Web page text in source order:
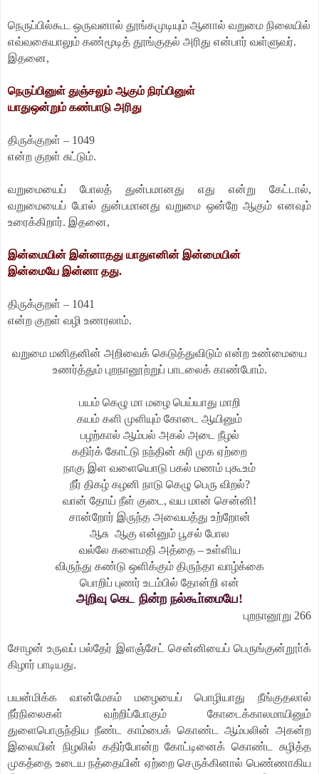
நெருப்பில்கூட ஒருவனால் தூங்கமுடியும் ஆனால் வறுமை நிலையில்
எவ்வகையாலும் கண்மூடித் தூங்குதல் அரிது என்பார் வள்ளுவர்.
இதனை,
நெருப்பினுள் துஞ்சலும் ஆகும் நிரப்பினுள்
யாதுஒன்றும் கண்பாடு அரிது
திருக்குறள் – 1049
என்ற குறள் சுட்டும்.
வறுமையைப் போலத் துன்பமானது எது என்று கேட்டால்,
வறுமையைப் போல் துன்பமானது வறுமை ஒன்றே ஆகும் எனவும்
உரைக்கிறார். இதனை,
இன்மையின் இன்னாதது யாதுஎனின் இன்மையின்
இன்மையே இன்னா தது.
திருக்குறள் – 1041
என்ற குறள் வழி உணரலாம்.
வறுமை மனிதனின் அறிவைக் கெடுத்துவிடும் என்ற உண்மையை
உணர்த்தும் புறநானூற்றுப் பாடலைக் காண்போம்.
பயம் கெழு மா மழை பெய்யாது மாறி
கயம் களி முளியும் கோடை ஆயினும்
பழற்கால் ஆம்பல் அகல் அடை நீழல்
கதிர்க் கோட்டு நந்தின் சுரி முக ஏற்றை
நாகு இள வளையொடு பகல் மணம் புகூஉம்
நீர் திகழ் கழனி நாடு கெழு பெரு விறல்?
வான் தோய் நீள் குடை, வய மான் சென்னி!
சான்றோர் இருந்த அவையத்து உற்றோன்
ஆசு ஆகு என்னும் பூசல் போல
வல்லே களைமதி அத்தை – உள்ளிய
விருந்து கண்டு ஒளிக்கும் திருந்தா வாழ்க்கை
பொறிப் புணர் உடம்பில் தோன்றி என்
அறிவு கெட நின்ற நல்கூா்மையே!
புறநானூறு 266
சோழன் உருவப் பல்தேர் இளஞ்சேட் சென்னியைப் பெருங்குன்றூா்க்
கிழார் பாடியது.
பயன்மிக்க வான்மேகம் மழையைப் பொழியாது நீங்குதலால்
நீர்நிலைகள் வற்றிப்போகும் கோடைக்காலமாயினும்
துளைபொருந்திய நீண்ட காம்பைக் கொண்ட ஆம்பலின் அகன்ற
இலையின் நிழலில் கதிர்போன்ற கோட்டினைக் கொண்ட சுழித்த
முகத்தை உடைய நத்தையின் ஏற்றை செருக்கினால் பெண்ணாகிய